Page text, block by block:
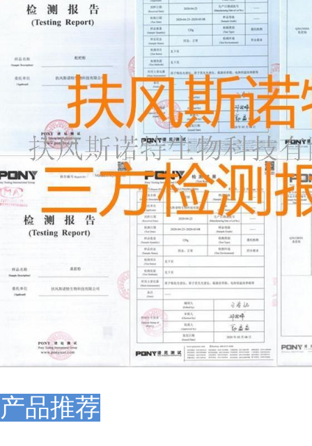
产品推荐